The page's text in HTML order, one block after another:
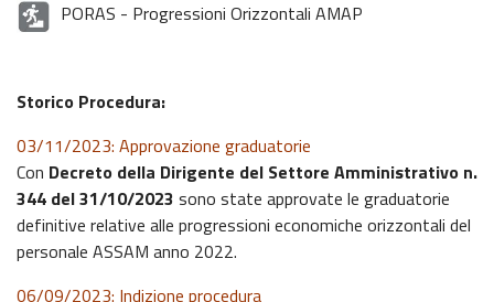
PORAS - Progressioni Orizzontali AMAP
Storico Procedura:
03/11/2023: Approvazione graduatorie
Con Decreto della Dirigente del Settore Amministrativo n.
344 del 31/10/2023 sono state approvate le graduatorie
definitive relative alle progressioni economiche orizzontali del
personale ASSAM anno 2022.
06/09/2023: Indizione procedura